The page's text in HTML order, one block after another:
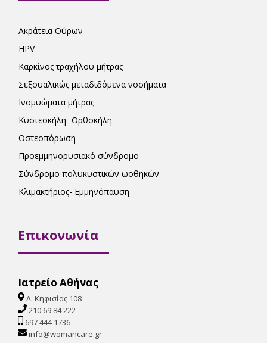
Ακράτεια Ούρων
HPV
Καρκίνος τραχήλου μήτρας
Σεξουαλικώς μεταδιδόμενα νοσήματα
Ινομυώματα μήτρας
Κυστεοκήλη- Ορθοκήλη
Οστεοπόρωση
Προεμμηνορυσιακό σύνδρομο
Σύνδρομο πολυκυστικών ωοθηκών
Κλιμακτήριος- Εμμηνόπαυση
Επικονωνία
Ιατρείο Αθήνας
Λ. Κηφισίας 108
210 69 84 222
697 444 1736
info@womancare.gr